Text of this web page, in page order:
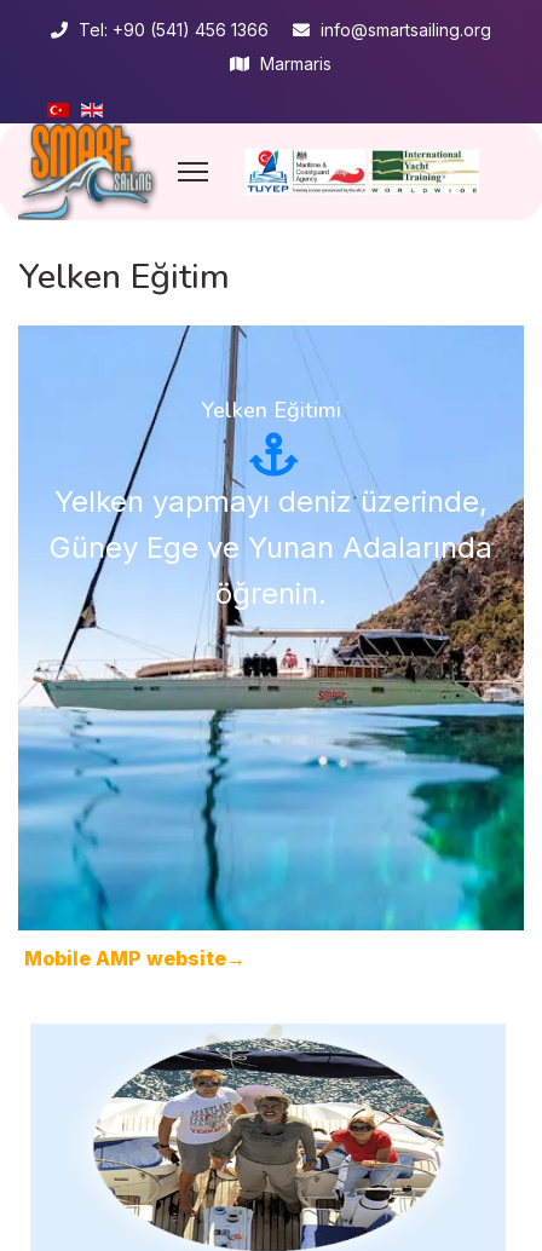
Tel: +90 (541) 456 1366
info@smartsailing.org
Marmaris
Yelken Eğitim
Yelken Eğitimi
Yelken yapmayı deniz üzerinde,
Güney Ege ve Yunan Adalarında
öğrenin.
Mobile AMP website→